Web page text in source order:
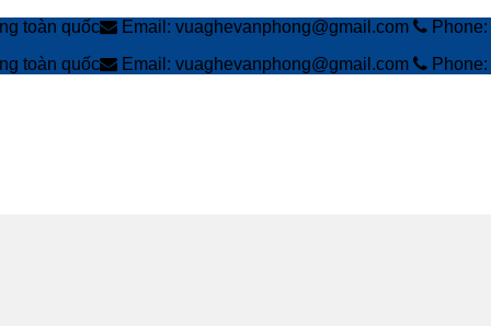
toàn quốc Email: vuaghevanphong@gmail.com
toàn quốc Email: vuaghevanphong@gmail.com